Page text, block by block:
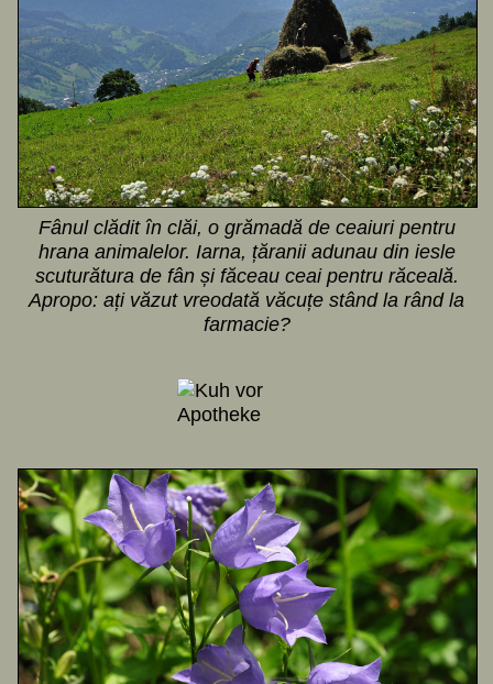
Fânul clădit în clăi, o grămadă de ceaiuri pentru
hrana animalelor. Iarna, țăranii adunau din iesle
scuturătura de fân și făceau ceai pentru răceală.
Apropo: ați văzut vreodată văcuțe stând la rând la
farmacie?